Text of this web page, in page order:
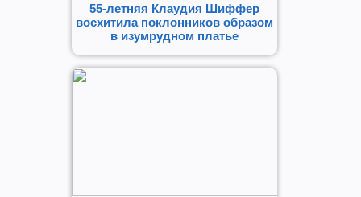
55-летняя Клаудия Шиффер
восхитила поклонников образом
в изумрудном платье